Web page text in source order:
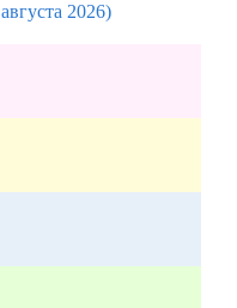
2026)